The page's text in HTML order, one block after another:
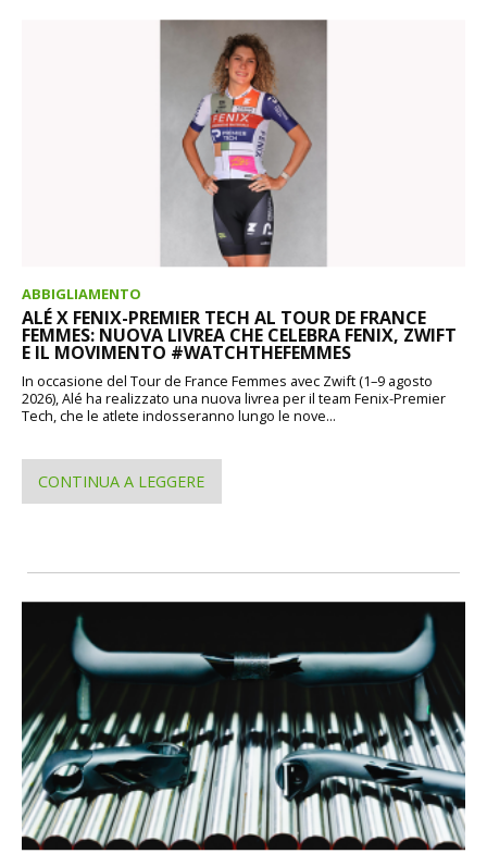
ABBIGLIAMENTO
ALÉ X FENIX-PREMIER TECH AL TOUR DE FRANCE
FEMMES: NUOVA LIVREA CHE CELEBRA FENIX, ZWIFT
E IL MOVIMENTO #WATCHTHEFEMMES
In occasione del Tour de France Femmes avec Zwift (1–9 agosto
2026), Alé ha realizzato una nuova livrea per il team Fenix-Premier
Tech, che le atlete indosseranno lungo le nove...
CONTINUA A LEGGERE